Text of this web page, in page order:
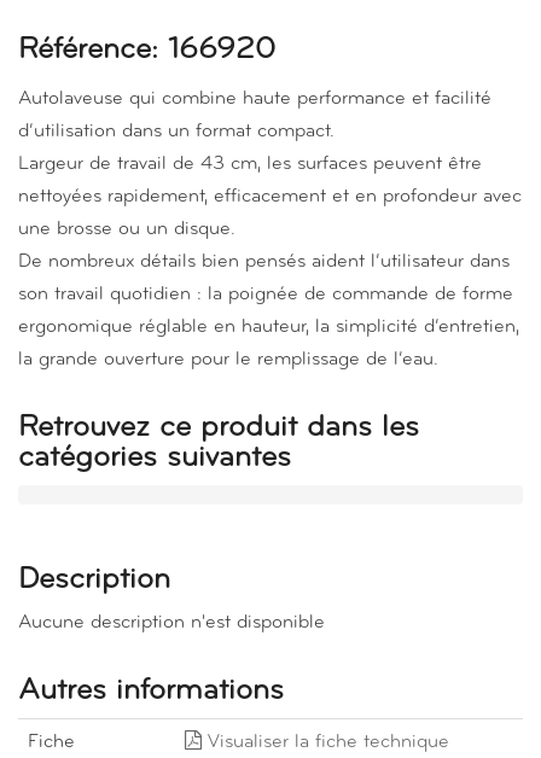
Référence: 166920
Autolaveuse qui combine haute performance et facilité
d‘utilisation dans un format compact.
Largeur de travail de 43 cm, les surfaces peuvent être
nettoyées rapidement, efficacement et en profondeur avec
une brosse ou un disque.
De nombreux détails bien pensés aident l‘utilisateur dans
son travail quotidien : la poignée de commande de forme
ergonomique réglable en hauteur, la simplicité d‘entretien,
la grande ouverture pour le remplissage de l‘eau.
Retrouvez ce produit dans les
catégories suivantes
Description
Aucune description n'est disponible
Autres informations
Fiche
Visualiser la fiche technique